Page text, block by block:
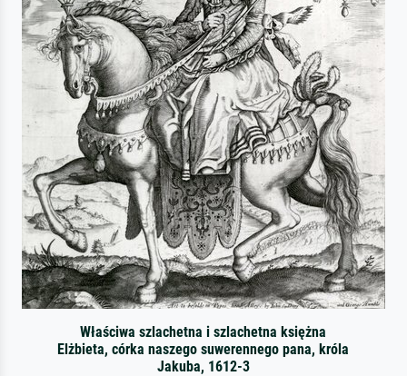
Właściwa szlachetna i szlachetna księżna
Elżbieta, córka naszego suwerennego pana, króla
Jakuba, 1612-3